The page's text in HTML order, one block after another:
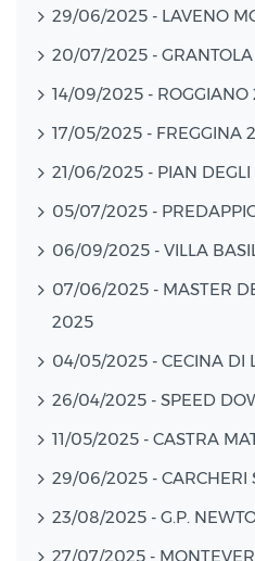
29/06/2025 - LAVENO
20/07/2025 -
14/09/2025 - ROGGIANO
17/05/2025 - FREGGINA
21/06/2025 - PIAN
05/07/2025 -
06/09/2025 - VILLA
07/06/2025 - MASTER
2025
04/05/2025 - CECINA DI
26/04/2025 - SPEED
11/05/2025 - CASTRA
29/06/2025 - CARCHERI
23/08/2025 - G.P.
27/07/2025 -